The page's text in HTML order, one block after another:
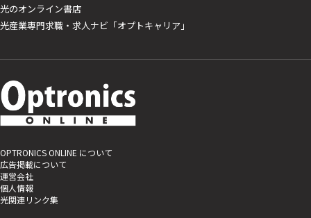
光のオンライン書店
光産業専門求職・求人ナビ「オプトキャリア」
OPTRONICS ONLINE について
広告掲載について
運営会社
個人情報
光関連リンク集